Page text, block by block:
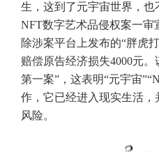
生，这到了元宇宙世界，
NFT数字艺术品侵权案一审
除涉案平台上发布的“胖虎
赔偿原告经济损失4000元
第一案”，这表明“元宇宙
作，它已经进入现实生活
风险。